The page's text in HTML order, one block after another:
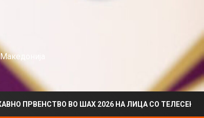
ВО ШАХ 2026 НА ЛИЦА СО ТЕЛЕСЕН